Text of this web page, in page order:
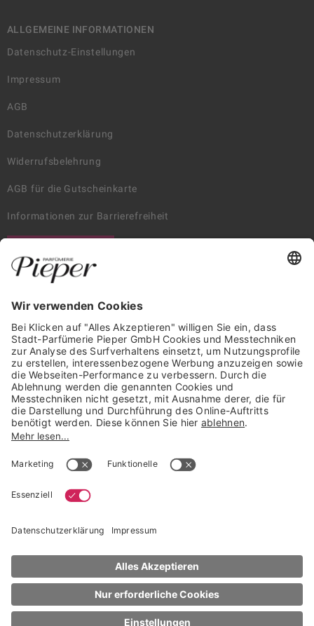
Stendhal
Eye Serum
ALLGEMEINE INFORMATIONEN
Datenschutz-Einstellungen
Impressum
AGB
Datenschutzerklärung
Widerrufsbelehrung
AGB für die Gutscheinkarte
Informationen zur Barrierefreiheit
Trusted Shops Mitglied seit 2010
* unverbindliche Preisempfehlung der Verbundgruppe beauty alliance
NACH OBEN